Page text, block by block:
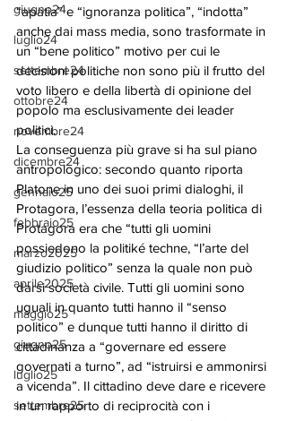
giugno24
luglio24
settembre24
ottobre24
novembre24
dicembre24
gennaio25
febbraio25
marzo2025
aprile2025
maggio25
giugno25
luglio25
settembre25
“apatia” e “ignoranza politica”, “indotta”
anche dai mass media, sono trasformate in
un “bene politico” motivo per cui le
decisioni politiche non sono più il frutto del
voto libero e della libertà di opinione del
popolo ma esclusivamente dei leader
politici.
La conseguenza più grave si ha sul piano
antropologico: secondo quanto riporta
Platone in uno dei suoi primi dialoghi, il
Protagora, l’essenza della teoria politica di
Protagora era che “tutti gli uomini
possiedono la politiké techne, “l’arte del
giudizio politico” senza la quale non può
darsi società civile. Tutti gli uomini sono
uguali in quanto tutti hanno il “senso
politico” e dunque tutti hanno il diritto di
cittadinanza a “governare ed essere
governati a turno”, ad “istruirsi e ammonirsi
a vicenda”. Il cittadino deve dare e ricevere
in un rapporto di reciprocità con i